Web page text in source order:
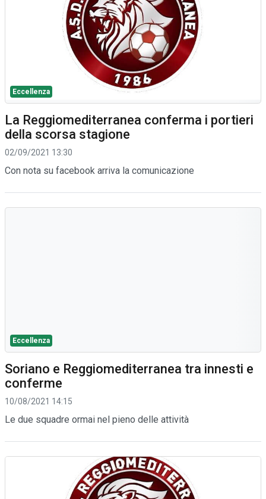
Eccellenza
La Reggiomediterranea conferma i portieri
della scorsa stagione
02/09/2021 13:30
Con nota su facebook arriva la comunicazione
Eccellenza
Soriano e Reggiomediterranea tra innesti e
conferme
10/08/2021 14:15
Le due squadre ormai nel pieno delle attività